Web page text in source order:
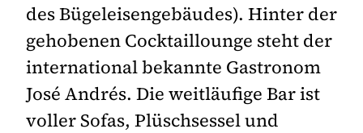
des Bügeleisengebäudes). Hinter der
gehobenen Cocktaillounge steht der
international bekannte Gastronom
José Andrés. Die weitläufige Bar ist
voller Sofas, Plüschsessel und